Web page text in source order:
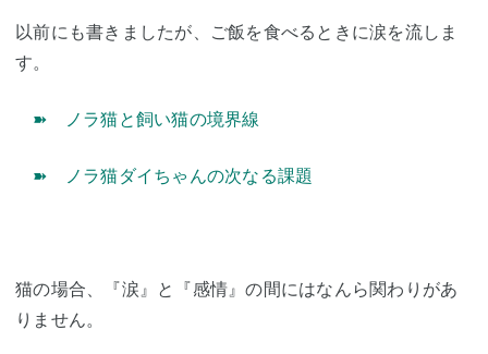
以前にも書きましたが、ご飯を食べるときに涙を流しま
す。
➽ ノラ猫と飼い猫の境界線
➽ ノラ猫ダイちゃんの次なる課題
猫の場合、『涙』と『感情』の間にはなんら関わりがあ
りません。